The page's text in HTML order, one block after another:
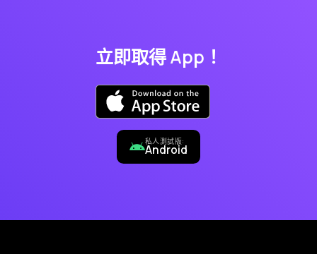
立即取得 App！
私人測試版:
Android